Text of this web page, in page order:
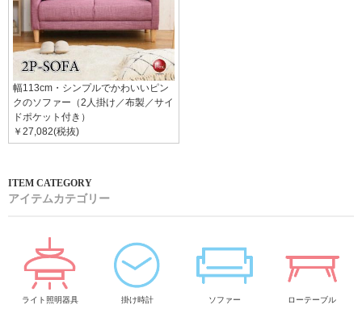
幅113cm・シンプルでかわいいピン
クのソファー（2人掛け／布製／サイ
ドポケット付き）
￥27,082(税抜)
アイテムカテゴリー
ライト照明器具 掛け時計 ソファー ローテーブル